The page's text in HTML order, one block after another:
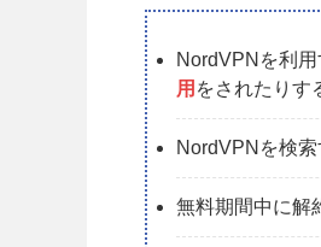
NordVPNを利
用 をされたりす
NordVPNを検索
無料期間中に解